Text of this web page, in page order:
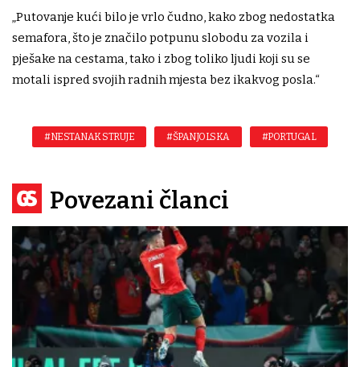
„Putovanje kući bilo je vrlo čudno, kako zbog nedostatka
semafora, što je značilo potpunu slobodu za vozila i
pješake na cestama, tako i zbog toliko ljudi koji su se
motali ispred svojih radnih mjesta bez ikakvog posla.“
#NESTANAK STRUJE #ŠPANJOLSKA #PORTUGAL
Povezani članci